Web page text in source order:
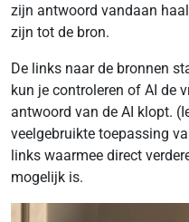
zijn antwoord vandaan
zijn tot de bron.
De links naar de bronnen
kun je controleren of AI de
antwoord van de AI klopt.
veelgebruikte toepassing
links waarmee direct
mogelijk is.